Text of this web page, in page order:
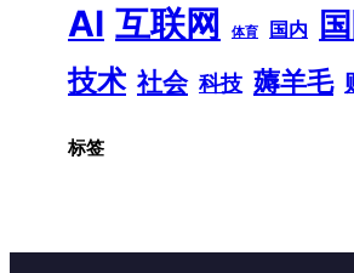
AI 互联网 体育 国内
技术 社会 科技 薅羊毛
标签